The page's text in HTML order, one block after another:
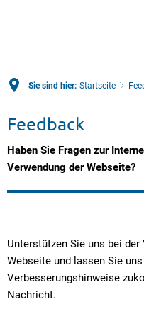
Sie sind hier: Startseite
Feedback
Feedback
Haben Sie Fragen zur
Verwendung der Webseite?
Unterstützen Sie uns bei
Webseite und lassen Sie
Verbesserungshinweise
Nachricht.